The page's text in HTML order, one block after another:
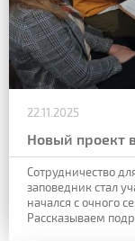
22.11.2025
Новый проект
Сотрудничество
заповедник стал
начался с очного
Рассказываем